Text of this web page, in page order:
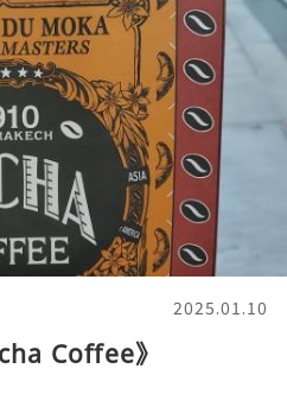
2025.01.10
Coffee》